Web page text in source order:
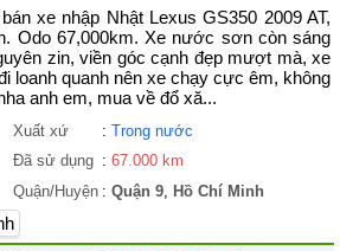
xe nhập Nhật Lexus GS350 2009 AT,
Odo 67,000km. Xe nước sơn còn sáng
zin, viền góc cạnh đẹp mượt mà, xe
loanh quanh nên xe chạy cực êm, không
anh em, mua về đổ xă...
Xuất xứ : Trong nước
Đã sử dụng : 67.000 km
Quận/Huyện : Quận 9, Hồ Chí Minh